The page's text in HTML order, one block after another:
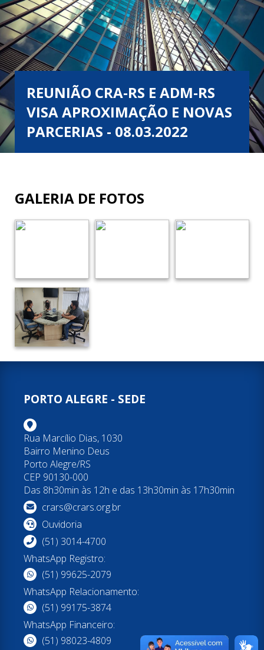
REUNIÃO CRA-RS E ADM-RS
VISA APROXIMAÇÃO E NOVAS
PARCERIAS - 08.03.2022
GALERIA DE FOTOS
PORTO ALEGRE - SEDE
Rua Marcílio Dias, 1030
Bairro Menino Deus
Porto Alegre/RS
CEP 90130-000
Das 8h30min às 12h e das 13h30min às 17h30min
crars@crars.org.br
Ouvidoria
(51) 3014-4700
WhatsApp Registro:
(51) 99625-2079
WhatsApp Relacionamento:
(51) 99175-3874
WhatsApp Financeiro:
(51) 98023-4809